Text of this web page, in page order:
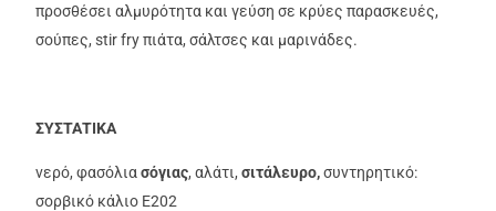
προσθέσει αλμυρότητα και γεύση σε κρύες παρασκευές,
σούπες, stir fry πιάτα, σάλτσες και μαρινάδες.
ΣΥΣΤΑΤΙΚΑ
νερό, φασόλιασόγιας, αλάτι,σιτάλευρο,συντηρητικό:
σορβικό κάλιο Ε202